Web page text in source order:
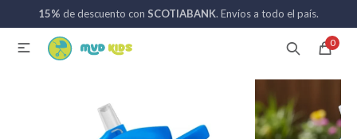
15% de descuento con SCOTIABANK. Envíos a todo el país.
0

MI CUENTA
Coches de bebé